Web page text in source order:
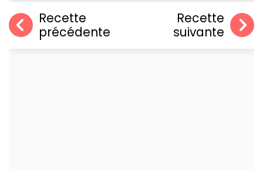
Recette
précédente
Recette
suivante